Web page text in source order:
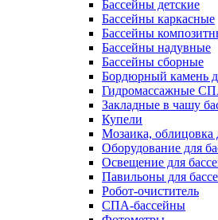
Бассейны детские
Бассейны каркасные
Бассейны
Бассейны надувные
Бассейны сборные
Бордюрный камень
Гидромассажные
Закладные в чашу
Купели
Мозаика, облицовка
Оборудование для
Освещение для
Павильоны для
Робот-очиститель
СПА-бассейны